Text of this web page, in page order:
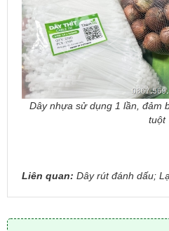
Dây nhựa sử dụng 1 lần, đảm
tuột
Liên quan: Dây rút đánh dấu;